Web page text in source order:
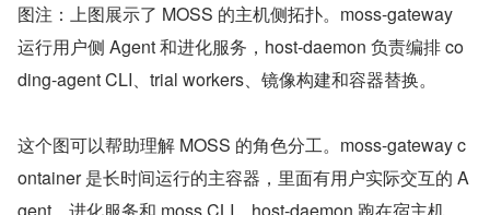
图注：上图展示了 MOSS 的主机侧拓扑。moss-gateway
运行用户侧 Agent 和进化服务，host-daemon 负责编排 co
ding-agent CLI、trial workers、镜像构建和容器替换。
这个图可以帮助理解 MOSS 的角色分工。moss-gateway c
ontainer 是长时间运行的主容器，里面有用户实际交互的 A